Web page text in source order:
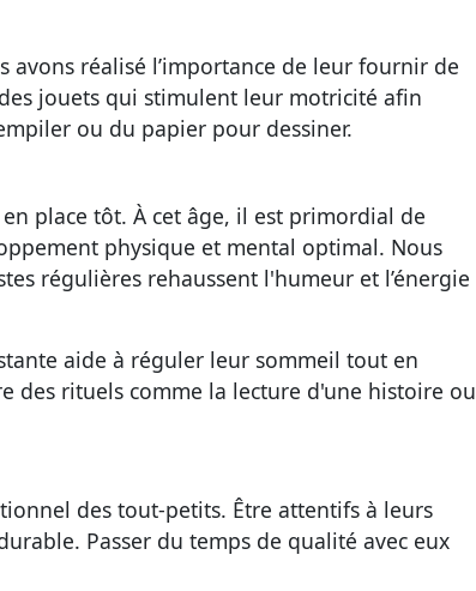
avons réalisé l’importance de leur fournir de
jouets qui stimulent leur motricité afin
ou du papier pour dessiner.
place tôt. À cet âge, il est primordial de
physique et mental optimal. Nous
régulières rehaussent l'humeur et l’énergie
aide à réguler leur sommeil tout en
des rituels comme la lecture d'une histoire ou
des tout-petits. Être attentifs à leurs
Passer du temps de qualité avec eux